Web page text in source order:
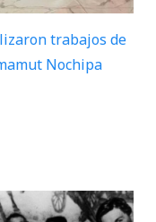
trabajos de
Nochipa